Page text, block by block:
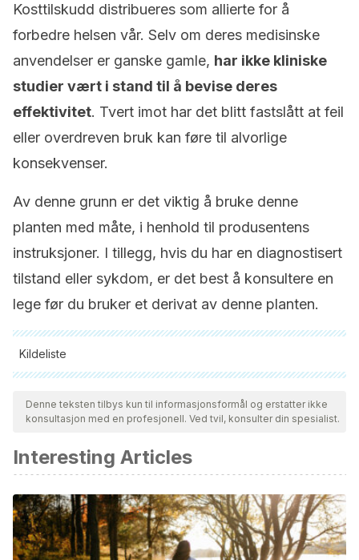
Kosttilskudd distribueres som allierte for å
forbedre helsen vår. Selv om deres medisinske
anvendelser er ganske gamle, har ikke kliniske
studier vært i stand til å bevise deres
effektivitet. Tvert imot har det blitt fastslått at feil
eller overdreven bruk kan føre til alvorlige
konsekvenser.
Av denne grunn er det viktig å bruke denne
planten med måte, i henhold til produsentens
instruksjoner. I tillegg, hvis du har en diagnostisert
tilstand eller sykdom, er det best å konsultere en
lege før du bruker et derivat av denne planten.
Kildeliste
Alle siterte kilder ble grundig gjennomgått av teamet vårt for å
sikre deres kvalitet, pålitelighet, aktualitet og validitet.
Bibliografien i denne artikkelen ble betraktet som pålitelig og
Croaker A, King GJ, Pyne JH, Anoopkumar-Dukie S, Liu L.
Sanguinaria canadensis: Traditional Medicine,
Phytochemical Composition, Biological Activities and
Current Uses. Int J Mol Sci. 2016 Aug 27;17(9):1414. doi:
Denne teksten tilbys kun til informasjonsformål og erstatter ikke
konsultasjon med en profesjonell. Ved tvil, konsulter din spesialist.
Interesting Articles